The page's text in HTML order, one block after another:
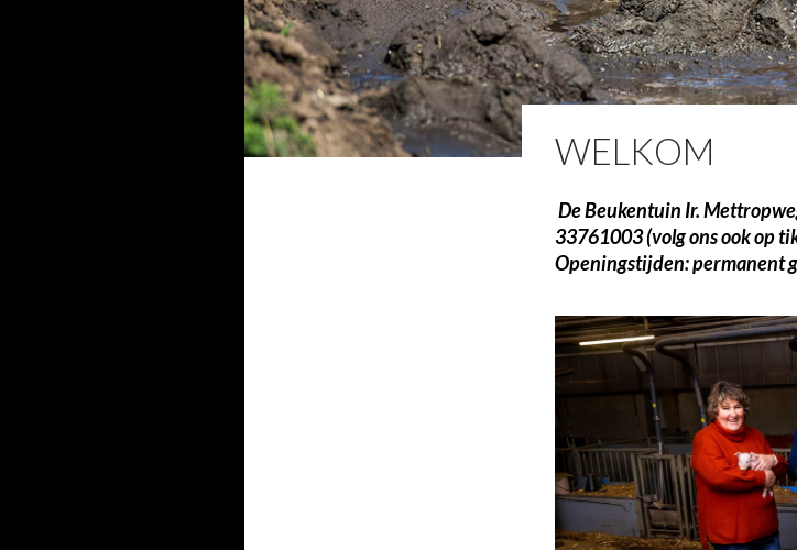
WELKOM
De Beukentuin Ir.
33761003 (volg ons ook op
Openingstijden: permanent